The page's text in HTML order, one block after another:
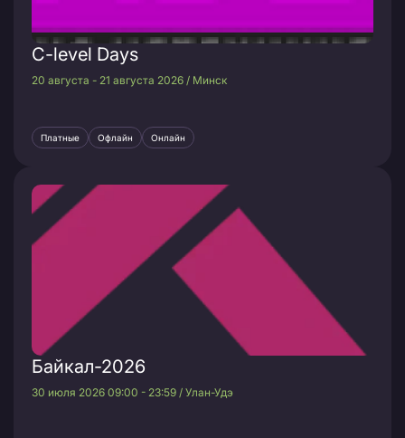
C-level Days
20 августа - 21 августа 2026 / Минск
Платные Офлайн Онлайн
Байкал-2026
30 июля 2026 09:00 - 23:59 / Улан-Удэ